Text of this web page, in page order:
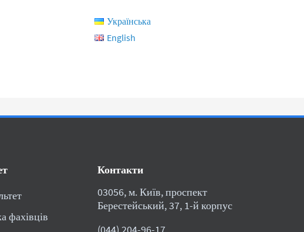
Українська
English
фахівців
Контакти
03056, м. Київ, проспект
Берестейський, 37, 1-й корпус
(044) 204-96-17